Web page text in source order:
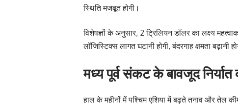
स्थिति मजबूत होगी।
विशेषज्ञों के अनुसार, 2 ट्रिलियन डॉलर का लक्ष्य
लॉजिस्टिक्स लागत घटानी होगी, बंदरगाह क्षमता
मध्य पूर्व संकट के बावजूद निर्यात
हाल के महीनों में पश्चिम एशिया में बढ़ते तनाव और तेल